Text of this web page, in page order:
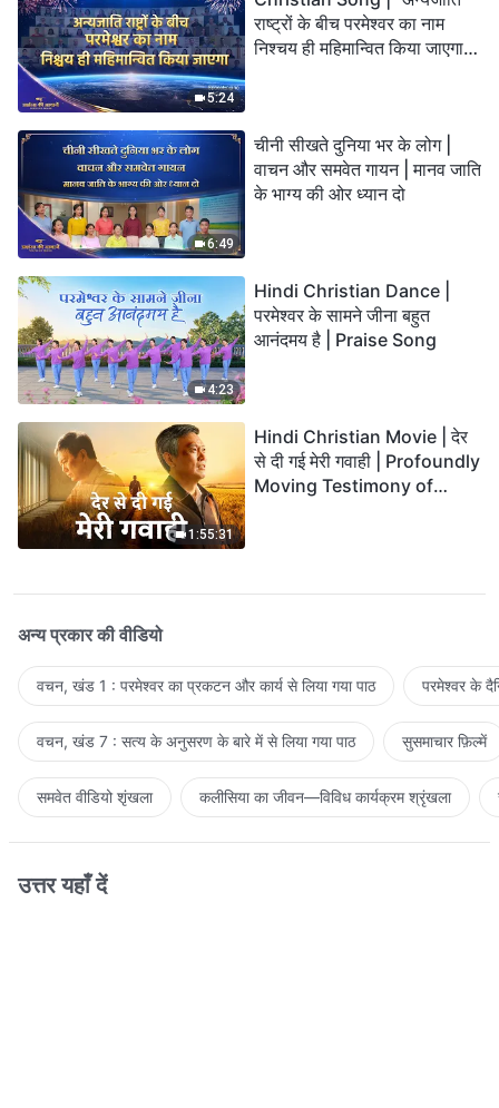
5:24
राष्ट्रों के बीच परमेश्वर का नाम
निश्चय ही महिमान्वित किया जाएगा" |
6:49
चीनी सीखते दुनिया भर के लोग |
वाचन और समवेत गायन | मानव जाति
के भाग्य की ओर ध्यान दो
4:23
Hindi Christian Dance |
परमेश्वर के सामने जीना बहुत
आनंदमय है | Praise Song
1:55:31
Hindi Christian Movie | देर
से दी गई मेरी गवाही | Profoundly
Moving Testimony of
अन्य प्रकार की वीडियो
वचन, खंड 1 : परमेश्वर का प्रकटन और कार्य से लिया गया पाठ परमेश्वर के
वचन, खंड 7 : सत्य के अनुसरण के बारे में से लिया गया पाठ सुसमाचार फ़िल्में
समवेत वीडियो शृंखला कलीसिया का जीवन—विविध कार्यक्रम श्रृंखला
उत्तर यहाँ दें